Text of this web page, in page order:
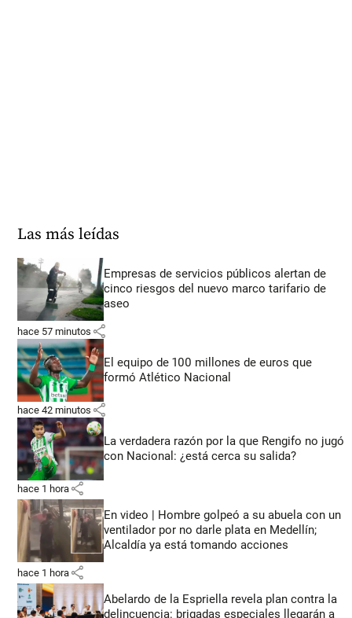
Las más leídas
Empresas de servicios públicos alertan de
cinco riesgos del nuevo marco tarifario de
aseo
hace 57 minutos share
El equipo de 100 millones de euros que
formó Atlético Nacional
hace 42 minutos share
La verdadera razón por la que Rengifo no jugó
con Nacional: ¿está cerca su salida?
hace 1 hora share
En video | Hombre golpeó a su abuela con un
ventilador por no darle plata en Medellín;
Alcaldía ya está tomando acciones
hace 1 hora share
Abelardo de la Espriella revela plan contra la
delincuencia: brigadas especiales llegarán a